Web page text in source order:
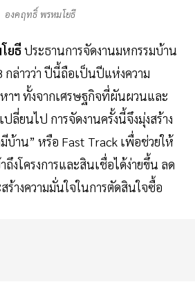
องคฤทธิ์ พรหมโยธี
ยธีประธานการจัดงานมหกรรมบ้าน
กล่าวว่า ปีนี้ถือเป็นปีแห่งความ
าฯ ทั้งจากเศรษฐกิจที่ผันผวนและ
ลี่ยนไป การจัดงานครั้งนี้จึงมุ่งสร้าง
บ้าน” หรือ Fast Track เพื่อช่วยให้
งโครงการและสินเชื่อได้ง่ายขึ้น ลด
างความมั่นใจในการตัดสินใจซื้อ